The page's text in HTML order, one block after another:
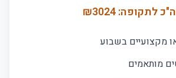
לתקופה: ₪3024
מותאמים